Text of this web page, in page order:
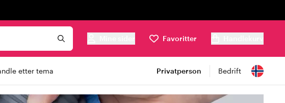
Favoritter
etter tema Privatperson Bedrift